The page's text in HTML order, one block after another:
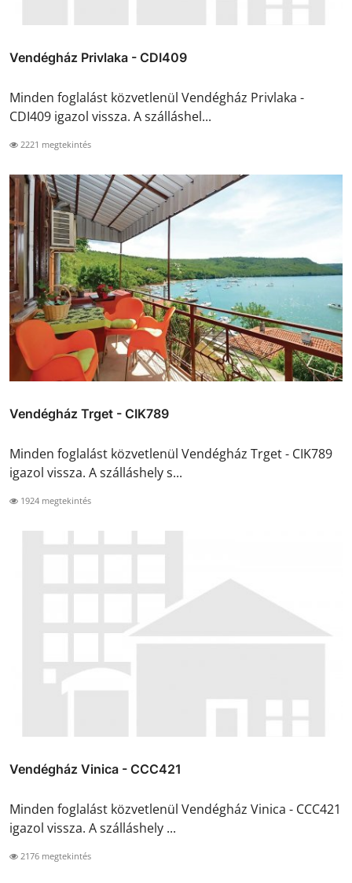
Vendégház Privlaka - CDI409
Minden foglalást közvetlenül Vendégház Privlaka -
CDI409 igazol vissza. A szálláshel...
2221 megtekintés
Vendégház Trget - CIK789
Minden foglalást közvetlenül Vendégház Trget - CIK789
igazol vissza. A szálláshely s...
1924 megtekintés
Vendégház Vinica - CCC421
Minden foglalást közvetlenül Vendégház Vinica - CCC421
igazol vissza. A szálláshely ...
2176 megtekintés